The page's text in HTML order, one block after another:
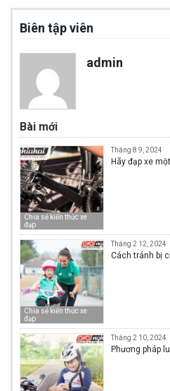
Biên tập viên
admin
Bài mới
Chia sẻ kiến thức xe
đạp
Tháng 8 9, 2024
Hãy đạp xe
Chia sẻ kiến thức xe
đạp
Tháng 2 12, 2024
Cách tránh bị
Tháng 2 10, 2024
Phương pháp